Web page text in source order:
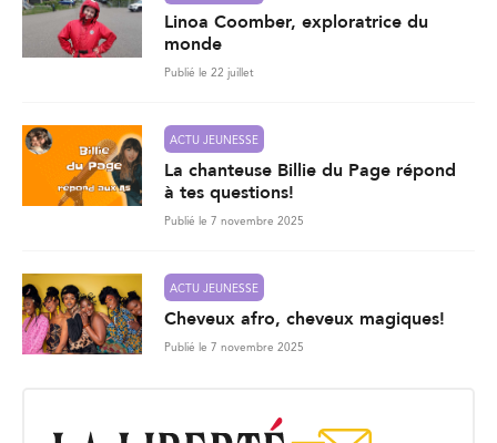
Linoa Coomber, exploratrice du
monde
Publié le 22 juillet
ACTU JEUNESSE
La chanteuse Billie du Page répond
à tes questions!
Publié le 7 novembre 2025
ACTU JEUNESSE
Cheveux afro, cheveux magiques!
Publié le 7 novembre 2025